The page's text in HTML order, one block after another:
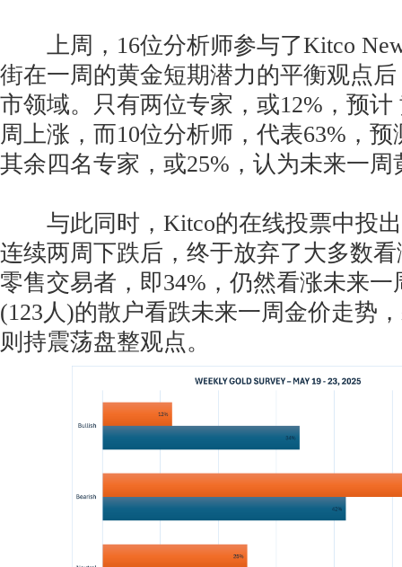
上周，16位分析师参与了Kitco
街在一周的黄金短期潜力的平衡观点
市领域。只有两位专家，或12%，预
周上涨，而10位分析师，代表63%，
其余四名专家，或25%，认为未来一
与此同时，Kitco的在线投票中投出
连续两周下跌后，终于放弃了大多数
零售交易者，即34%，仍然看涨未来一
(123人)的散户看跌未来一周金价走势
则持震荡盘整观点。